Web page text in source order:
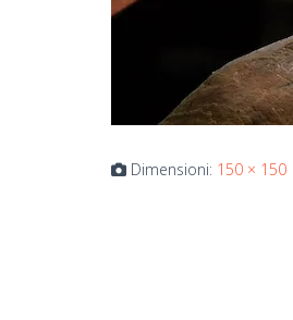
Dimensioni: 150 × 150